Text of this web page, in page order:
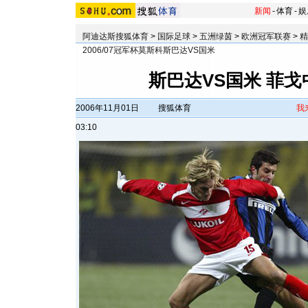
新闻 -体育-
阿迪达斯搜狐体育 > 国际足球 > 五洲绿茵 > 欧洲冠军联赛 >
2006/07冠军杯莫斯科斯巴达VS国米
斯巴达VS国米 菲戈
2006年11月01日
03:10
搜狐体育 我